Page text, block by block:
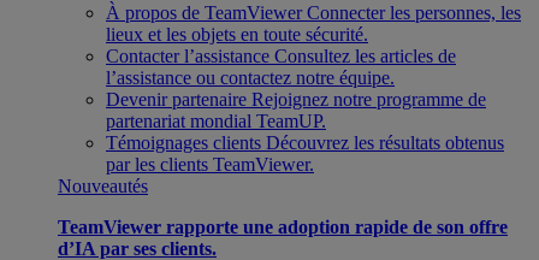
À propos de TeamViewer Connecter les personnes, les
lieux et les objets en toute sécurité.
Contacter l’assistance Consultez les articles de
l’assistance ou contactez notre équipe.
Devenir partenaire Rejoignez notre programme de
partenariat mondial TeamUP.
Témoignages clients Découvrez les résultats obtenus
par les clients TeamViewer.
Nouveautés
TeamViewer rapporte une adoption rapide de son offre
d’IA par ses clients.